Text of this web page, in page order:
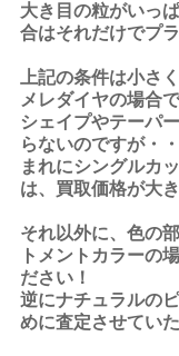
大き目の粒がいっ
合はそれだけでプ
上記の条件は小さ
メレダイヤの場合
シェイプやテーパ
らないのですが・・
まれにシングルカ
は、買取価格が大
それ以外に、色の
トメントカラーの
ださい！
逆にナチュラルの
めに査定させてい